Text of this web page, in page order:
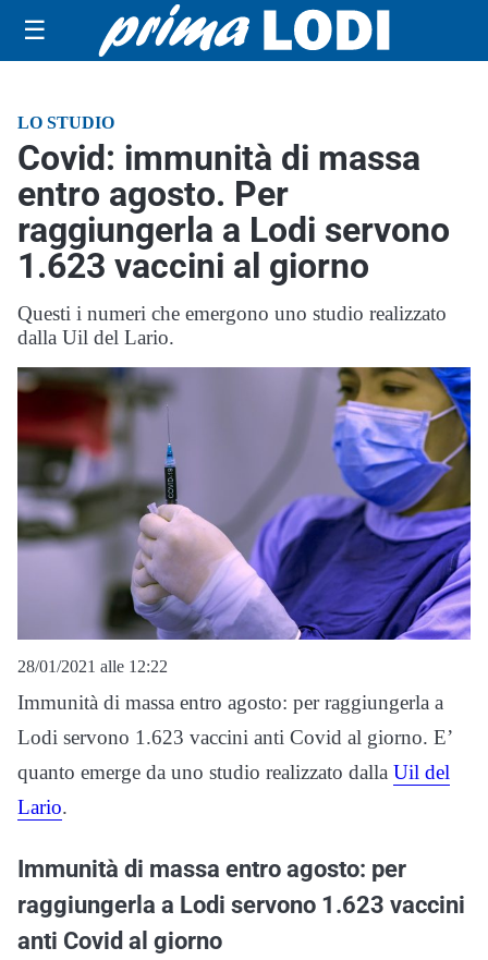
☰
LO STUDIO
Covid: immunità di massa
entro agosto. Per
raggiungerla a Lodi servono
1.623 vaccini al giorno
Questi i numeri che emergono uno studio realizzato
dalla Uil del Lario.
28/01/2021 alle 12:22
Immunità di massa entro agosto: per raggiungerla a
Lodi servono 1.623 vaccini anti Covid al giorno. E’
quanto emerge da uno studio realizzato dalla Uil del
Lario.
Immunità di massa entro agosto: per
raggiungerla a Lodi servono 1.623 vaccini
anti Covid al giorno